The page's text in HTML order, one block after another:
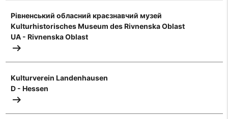
Рівненський обласний краєзнавчий музей
Kulturhistorisches Museum des Rivnenska Oblast
UA - Rivnenska Oblast
arrow_right_alt
Kulturverein Landenhausen
D - Hessen
arrow_right_alt